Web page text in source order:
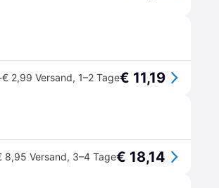
·€ 2,99 Versand, 1–2 Tage€ 11,19
8,95 Versand, 3–4 Tage€ 18,14